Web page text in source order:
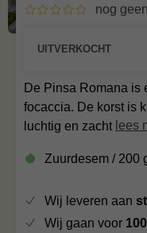
nog
De Pinsa Romana is
focaccia. De korst is
luchtig en zacht lees
Zuurdesem / 200
UITVERKOCHT
Wij leveren aan
Wij gaan voor